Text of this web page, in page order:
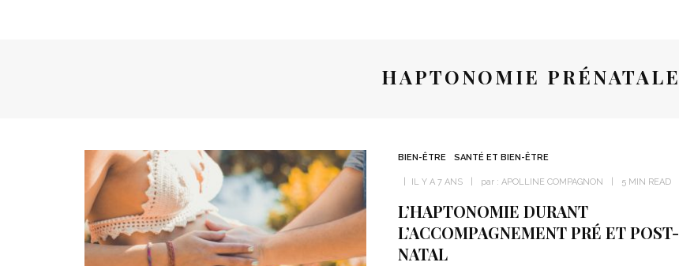
HAPTONOMIE PRÉNATALE
BIEN-ÊTRE SANTÉ ET BIEN-ÊTRE
IL Y A 7 ANS par : APOLLINE COMPAGNON 5 MIN READ
L’HAPTONOMIE DURANT
L’ACCOMPAGNEMENT PRÉ ET POST-
NATAL